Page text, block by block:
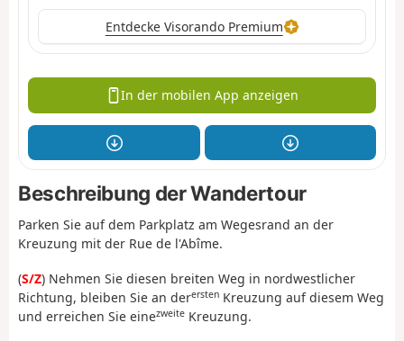
Entdecke Visorando Premium
In der mobilen App anzeigen
Beschreibung der Wandertour
Parken Sie auf dem Parkplatz am Wegesrand an der
Kreuzung mit der Rue de l'Abîme.
(S/Z) Nehmen Sie diesen breiten Weg in nordwestlicher
Richtung, bleiben Sie an derersten Kreuzung auf diesem Weg
und erreichen Sie einezweite Kreuzung.